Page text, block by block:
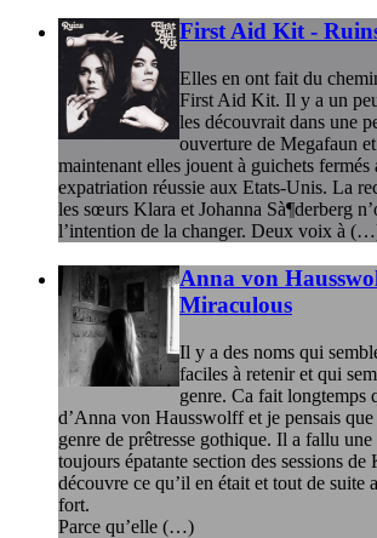
First Aid Kit -
Elles en ont fait du
First Aid Kit. Il y a un
les découvrait dans une
ouverture de Megafaun
maintenant elles jouent à guichets fermés
expatriation réussie aux Etats-Unis. La
les sœurs Klara et Johanna Sà¶derberg
l’intention de la changer. Deux voix à
Anna von
Miraculous
Il y a des noms qui
faciles à retenir et qui
genre. Ca fait longtemps
d’Anna von Hausswolff et je pensais
genre de prêtresse gothique. Il a fallu une
toujours épatante section des sessions
découvre ce qu’il en était et tout de suite
fort.
Parce qu’elle (…)